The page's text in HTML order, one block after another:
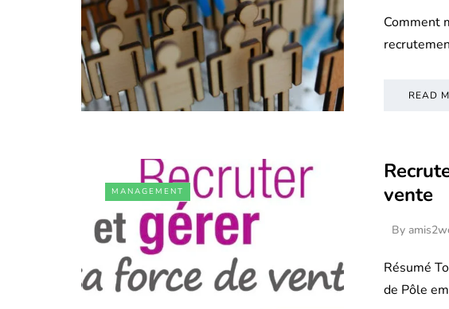
Comment
READ
MANAGEMENT
vente
By
Résumé
de Pôle